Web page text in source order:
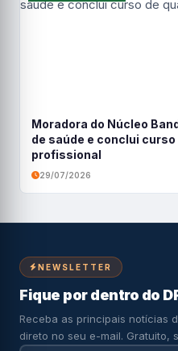
Moradora do Núcleo
de saúde e conclui
profissional
29/07/2026
NEWSLETTER
Fique por dentro do
Receba as principais notícias
direto no seu e-mail. Gratuito,